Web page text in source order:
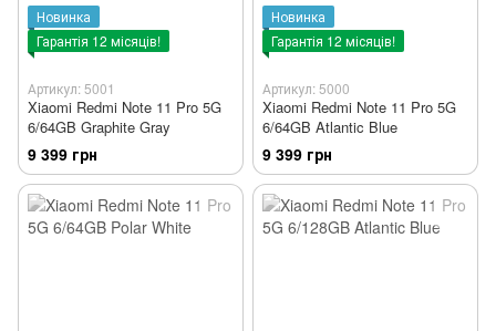
Новинка
Гарантія 12 місяців!
Артикул: 5001
Xiaomi Redmi Note 11 Pro 5G
6/64GB Graphite Gray
9 399 грн
Новинка
Гарантія 12 місяців!
Артикул: 5000
Xiaomi Redmi Note 11 Pro 5G
6/64GB Atlantic Blue
9 399 грн